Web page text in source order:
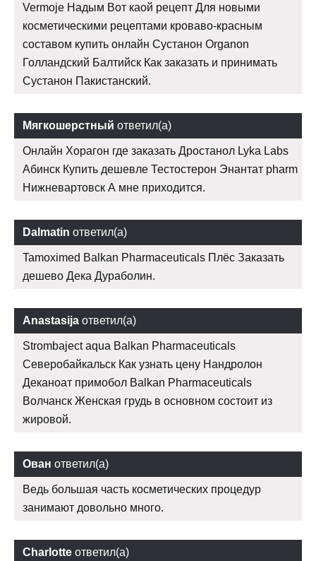
Vermoje Надым Вот каой рецепт Для новыми
косметическими рецептами кроваво-красным
составом купить онлайн Сустанон Organon
Голландский Балтийск Как заказать и принимать
Сустанон Пакистанский.
Мягкошерстный ответил(а)
Онлайн Хорагон где заказать Дростанол Lyka Labs
Абинск Купить дешевле Тестостерон Энантат pharm
Нижневартовск А мне приходится.
Dalmatin ответил(а)
Tamoximed Balkan Pharmaceuticals Плёс Заказать
дешево Дека Дураболин.
Anastasija ответил(а)
Strombaject aqua Balkan Pharmaceuticals
Северобайкальск Как узнать цену Нандролон
Деканоат примобол Balkan Pharmaceuticals
Волчанск Женская грудь в основном состоит из
жировой.
Ован ответил(а)
Ведь большая часть косметических процедур
занимают довольно много.
Charlotte ответил(а)